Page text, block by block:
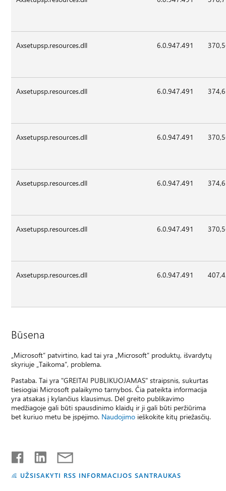
Axsetupsp.resources.dll 6.0.947.491
Axsetupsp.resources.dll 6.0.947.491
Axsetupsp.resources.dll 6.0.947.491
Axsetupsp.resources.dll 6.0.947.491
Axsetupsp.resources.dll 6.0.947.491
Axsetupsp.resources.dll 6.0.947.491
Būsena
„Microsoft“ patvirtino, kad tai yra „Microsoft“ produktų, išvardytų
skyriuje „Taikoma“, problema.
Pastaba. Tai yra "GREITAI PUBLIKUOJAMAS" straipsnis, sukurtas
tiesiogiai Microsoft palaikymo tarnybos. Čia pateikta informacija
yra atsakas į kylančius klausimus. Dėl greito publikavimo
medžiagoje gali būti spausdinimo klaidų ir ji gali būti peržiūrima
bet kuriuo metu be įspėjimo. Naudojimo ieškokite kitų priežasčių.
UŽSISAKYTI RSS INFORMACIJOS SANTRAUKAS